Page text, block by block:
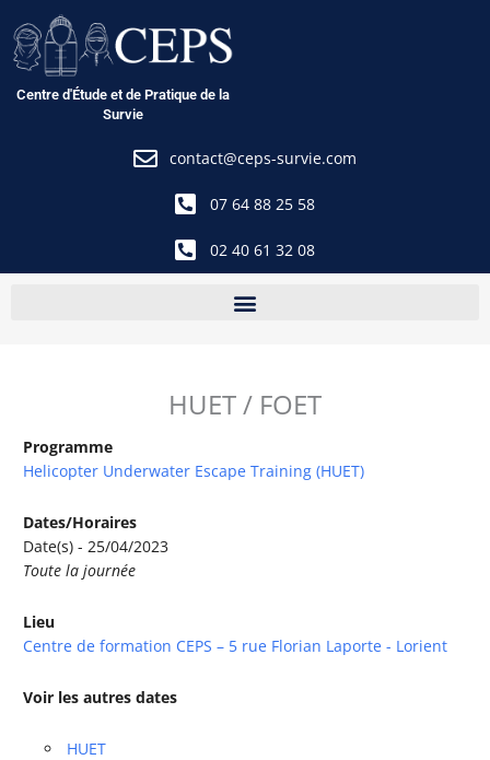
au
contenu
Centre d'Étude et de Pratique de la
Survie
contact@ceps-survie.com
07 64 88 25 58
02 40 61 32 08
HUET / FOET
Programme
Helicopter Underwater Escape Training (HUET)
Dates/Horaires
Date(s) - 25/04/2023
Toute la journée
Lieu
Centre de formation CEPS – 5 rue Florian Laporte - Lorient
Voir les autres dates
HUET